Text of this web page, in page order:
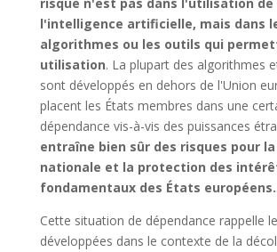
l'intelligence artificielle, mais dans
algorithmes ou les outils qui
utilisation. La plupart des algorithmes
sont développés en dehors de l'Union
placent les États membres dans une
dépendance vis-à-vis des puissances
entraîne bien sûr des risques pour
nationale et la protection des
fondamentaux des États européens.
Cette situation de dépendance rappelle
développées dans le contexte de la